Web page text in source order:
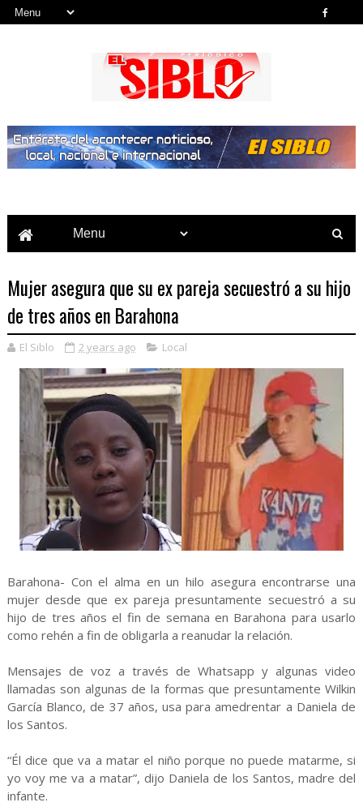
Mujer asegura que su ex pareja secuestró a su hijo
de tres años en Barahona
El Siblo 2 years ago Local
Barahona- Con el alma en un hilo asegura encontrarse una
mujer desde que ex pareja presuntamente secuestró a su
hijo de tres años el fin de semana en Barahona para usarlo
como rehén a fin de obligarla a reanudar la relación.
Mensajes de voz a través de Whatsapp y algunas video
llamadas son algunas de la formas que presuntamente Wilkin
García Blanco, de 37 años, usa para amedrentar a Daniela de
los Santos.
“Él dice que va a matar el niño porque no puede matarme, si
yo voy me va a matar”, dijo Daniela de los Santos, madre del
infante.